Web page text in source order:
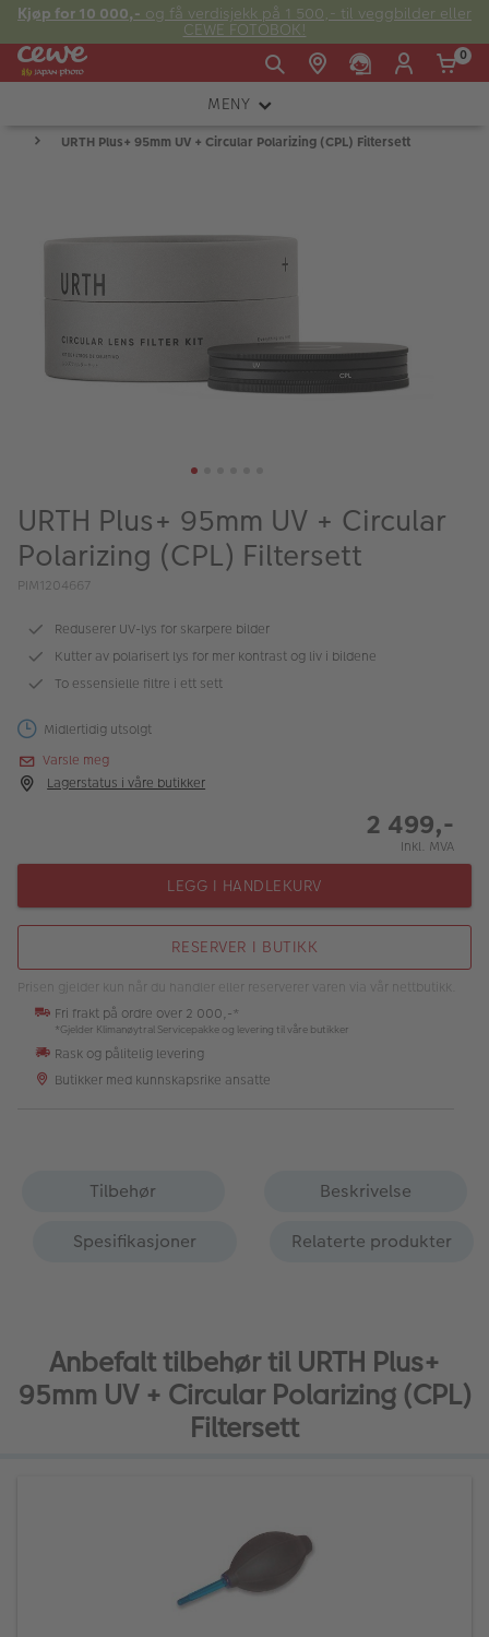
Kjøp for 10 000,- og få verdisjekk på 1 500,- til veggbilder eller
CEWE FOTOBOK!
Fre:
20:00
Søndag: 20:00
E-post:
0
MENY
KAMERA
FOTOTILBEHØR
LYS OG STUDIO
ANALOG
Kampanjer
Merker
Lagersalg
Bildeprodukter
Inspirasjon
URTH Plus+ 95mm UV + Circular Polarizing (CPL) Filtersett
URTH Plus+ 95mm UV + Circular
Polarizing (CPL) Filtersett
PIM1204667
Reduserer UV-lys for skarpere bilder
Kutter av polarisert lys for mer kontrast og liv i bildene
To essensielle filtre i ett sett
Midlertidig utsolgt
Varsle meg
Lagerstatus i våre butikker
2 499,-
Inkl. MVA
LEGG I HANDLEKURV
RESERVER I BUTIKK
Prisen gjelder kun når du handler eller reserverer varen via vår nettbutikk.
Fri frakt på ordre over 2 000,-*
*Gjelder Klimanøytral Servicepakke og levering til våre butikker
Rask og pålitelig levering
Butikker med kunnskapsrike ansatte
Tilbehør
Beskrivelse
Spesifikasjoner
Relaterte produkter
Anbefalt tilbehør til URTH Plus+
95mm UV + Circular Polarizing (CPL)
Filtersett